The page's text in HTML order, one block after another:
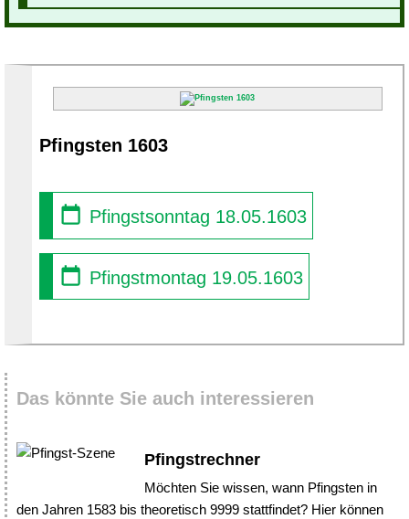
Pfingsten 1603
Pfingstsonntag 18.05.1603
Pfingstmontag 19.05.1603
Das könnte Sie auch interessieren
Pfingstrechner
Möchten Sie wissen, wann Pfingsten in
den Jahren 1583 bis theoretisch 9999 stattfindet? Hier können